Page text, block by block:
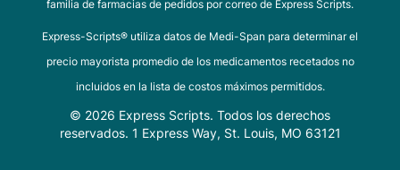
familia de farmacias de pedidos por correo de Express Scripts.
Express-Scripts® utiliza datos de Medi-Span para determinar el
precio mayorista promedio de los medicamentos recetados no
incluidos en la lista de costos máximos permitidos.
© 2026 Express Scripts. Todos los derechos
reservados. 1 Express Way, St. Louis, MO 63121